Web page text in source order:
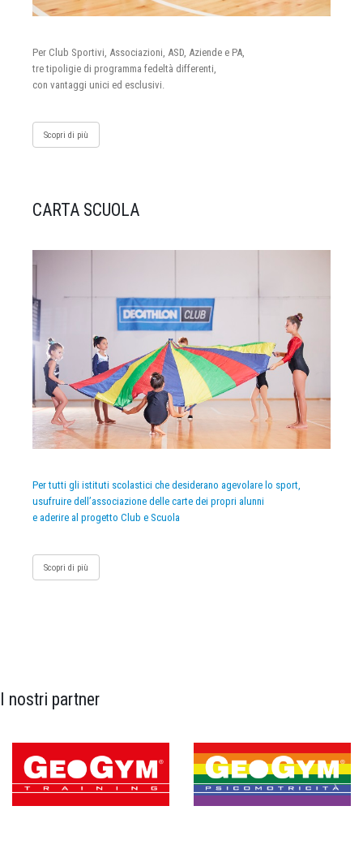
Per Club Sportivi, Associazioni, ASD, Aziende e PA,
tre tipoligie di programma fedeltà differenti,
con vantaggi unici ed esclusivi.
Scopri di più
CARTA SCUOLA
Per tutti gli istituti scolastici che desiderano agevolare lo sport,
usufruire dell’associazione delle carte dei propri alunni
e aderire al progetto Club e Scuola
Scopri di più
I nostri partner